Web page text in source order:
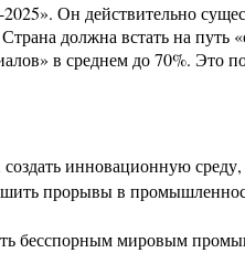
Он действительно
должна встать на путь
в среднем до 70%. Это
инновационную
прорывы в
бесспорным мировым